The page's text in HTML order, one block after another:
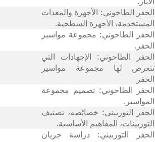
الحفر الطاحوني: الأجهزة والمعدات
المستخدمة، الأجهزة السطحية.
الحفر الطاحوني: مجموعة مواسير
الحفر.
الحفر الطاحوني: الإجهادات التي
تتعرض لها مجموعة مواسير
الحفر
الحفر الطاحوني: تصميم مجموعة
المواسير.
الحفر التوربيني: خصائصه، تصنيف
التوربينات، المفاهيم الأساسية.
الحفر التوربيني: دراسة جريان